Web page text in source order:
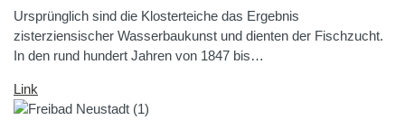
Ursprünglich sind die Klosterteiche das Ergebnis
zisterziensischer Wasserbaukunst und dienten der Fischzucht.
In den rund hundert Jahren von 1847 bis…
Link